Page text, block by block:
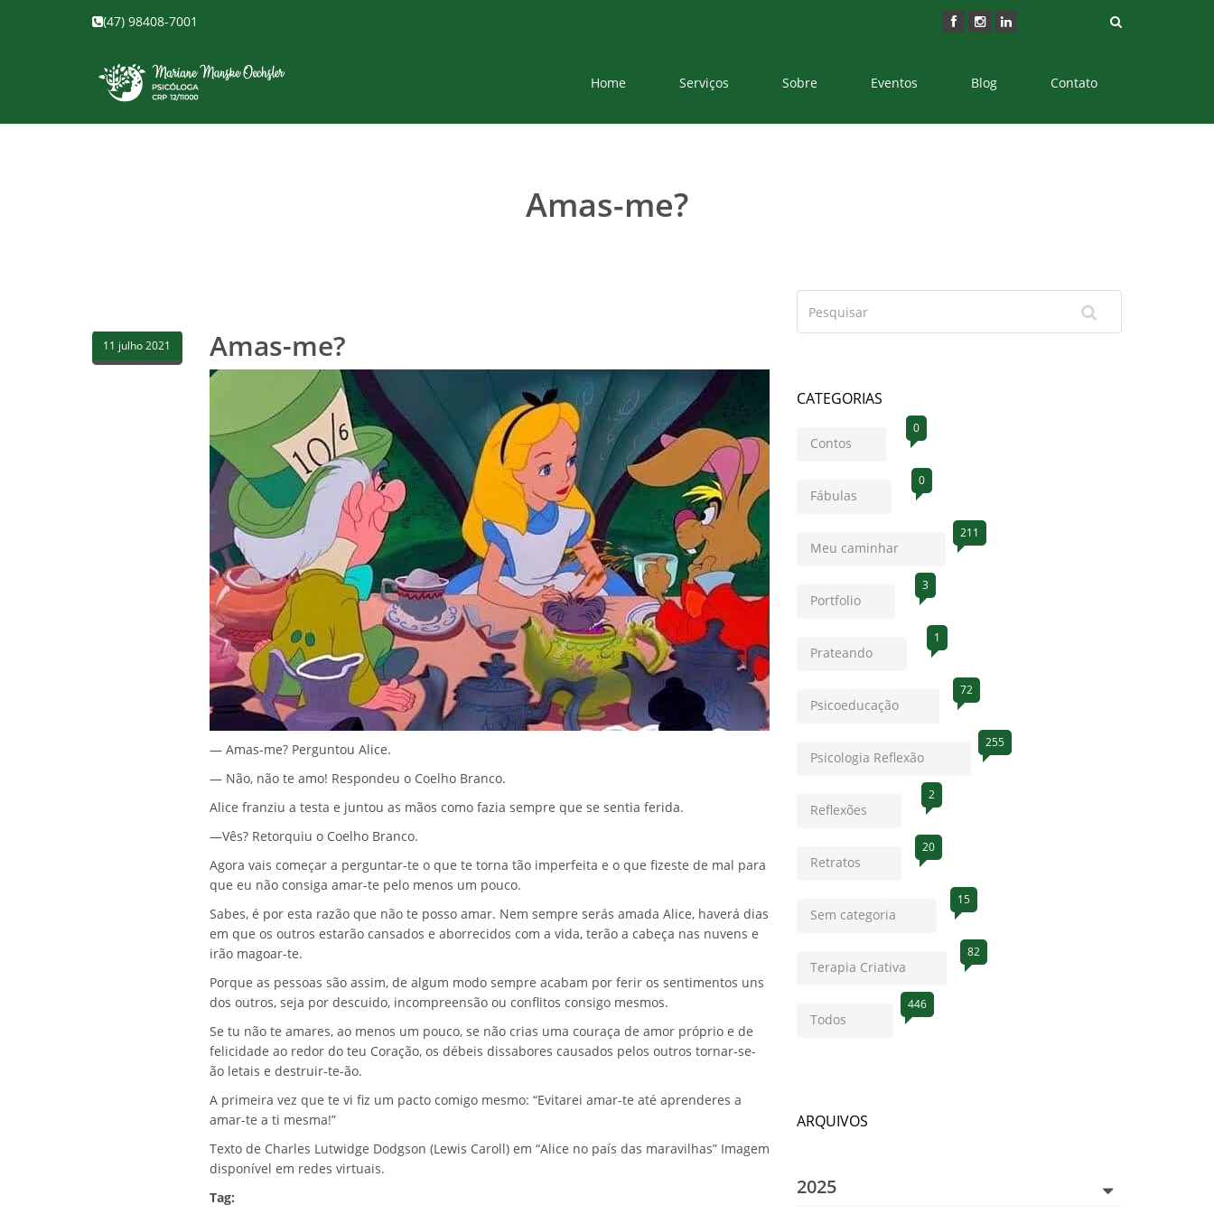
(47) 98408-7001
Home Serviços Sobre Eventos Blog Contato
Amas-me?
11 julho 2021 Amas-me?
— Amas-me? Perguntou Alice.
— Não, não te amo! Respondeu o Coelho Branco.
Alice franziu a testa e juntou as mãos como fazia sempre que se sentia ferida.
—Vês? Retorquiu o Coelho Branco.
Agora vais começar a perguntar-te o que te torna tão imperfeita e o que fizeste de mal para
que eu não consiga amar-te pelo menos um pouco.
Sabes, é por esta razão que não te posso amar. Nem sempre serás amada Alice, haverá dias
em que os outros estarão cansados e aborrecidos com a vida, terão a cabeça nas nuvens e
irão magoar-te.
Porque as pessoas são assim, de algum modo sempre acabam por ferir os sentimentos uns
dos outros, seja por descuido, incompreensão ou conflitos consigo mesmos.
Se tu não te amares, ao menos um pouco, se não crias uma couraça de amor próprio e de
felicidade ao redor do teu Coração, os débeis dissabores causados pelos outros tornar-se-
ão letais e destruir-te-ão.
A primeira vez que te vi fiz um pacto comigo mesmo: “Evitarei amar-te até aprenderes a
amar-te a ti mesma!”
Texto de Charles Lutwidge Dodgson (Lewis Caroll) em “Alice no país das maravilhas” Imagem
disponível em redes virtuais.
Tag:
CATEGORIAS
Contos
0
Fábulas
0
Meu caminhar
211
Portfolio
3
Prateando
1
Psicoeducação
72
Psicologia Reflexão
255
Reflexões
2
Retratos
20
Sem categoria
15
Terapia Criativa
82
Todos
446
ARQUIVOS
2025